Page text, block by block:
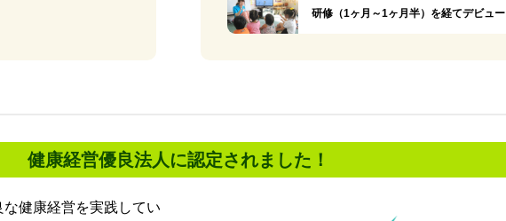
研修（1ヶ月～1ヶ月半）を経てデビュー
健康経営優良法人に認定されました！
健康経営を実践してい